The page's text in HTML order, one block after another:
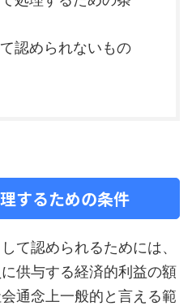
認められないもの
するための条件
て認められるためには、
供与する経済的利益の額
通念上一般的と言える範